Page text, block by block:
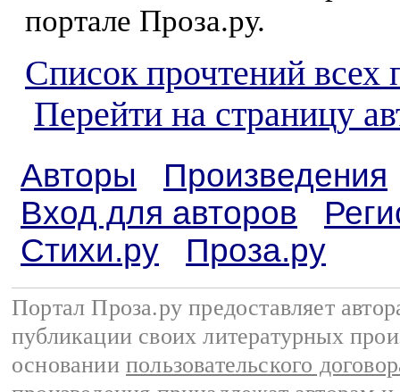
портале Проза.ру.
Список прочтений всех
Перейти на страницу
Авторы
Произведения
Вход для авторов
Стихи.ру
Проза.ру
Портал Проза.ру предоставляет
публикации своих литературных
основании пользовательского